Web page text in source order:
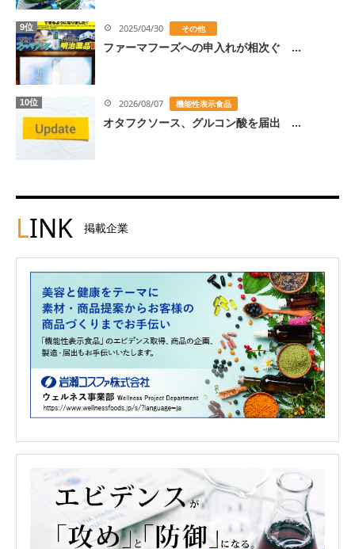
9位 2025/04/30 その他
ファーマフーズへの申入れが相次ぐ ...
10位 2026/08/07 機能性表示食品
オタフクソース、グルコン酸を届出 ...
LINK 掲載企業